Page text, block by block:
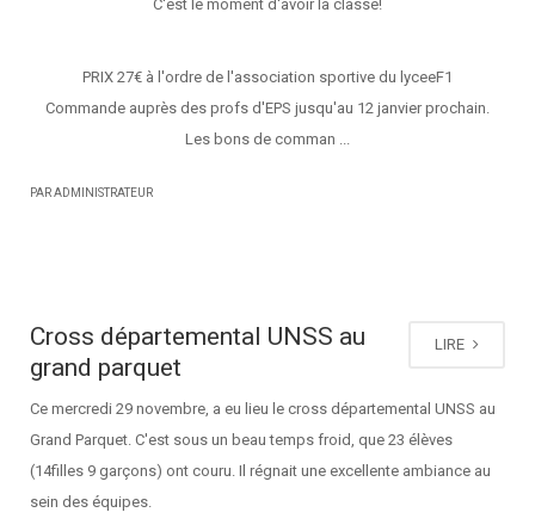
C'est le moment d'avoir la classe!
PRIX 27€ à l'ordre de l'association sportive du lyceeF1
Commande auprès des profs d'EPS jusqu'au 12 janvier prochain.
Les bons de comman ...
PAR ADMINISTRATEUR
LIRE
Cross départemental UNSS au
grand parquet
Ce mercredi 29 novembre, a eu lieu le cross départemental UNSS au
Grand Parquet. C'est sous un beau temps froid, que 23 élèves
(14filles 9 garçons) ont couru. Il régnait une excellente ambiance au
sein des équipes.